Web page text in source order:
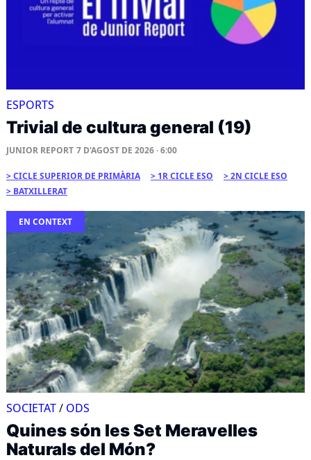
ESPORTS
Trivial de cultura general (19)
JUNIOR REPORT 7 D'AGOST DE 2026 · 6:00
CICLE SUPERIOR DE PRIMÀRIA 1R CICLE ESO
2N CICLE ESO
BATXILLERAT
EN CONTEXT
SOCIETAT/ ODS
Quines són les Set Meravelles
Naturals del Món?